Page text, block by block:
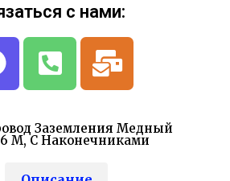
Заземления Медный
М, С Наконечниками
с нами: